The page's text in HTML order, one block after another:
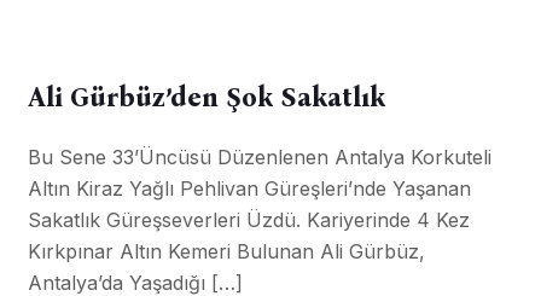
Ali Gürbüz’den Şok Sakatlık
Bu Sene 33’üncüsü Düzenlenen Antalya Korkuteli
Altın Kiraz Yağlı Pehlivan Güreşleri’nde Yaşanan
Sakatlık Güreşseverleri Üzdü. Kariyerinde 4 Kez
Kırkpınar Altın Kemeri Bulunan Ali Gürbüz,
Antalya’da Yaşadığı […]